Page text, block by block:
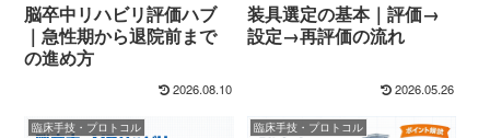
脳卒中リハビリ評価ハブ
｜急性期から退院前まで
の進め方
2026.08.10
装具選定の基本｜評価→
設定→再評価の流れ
2026.05.26
臨床手技・プロトコル 臨床手技・プロトコル